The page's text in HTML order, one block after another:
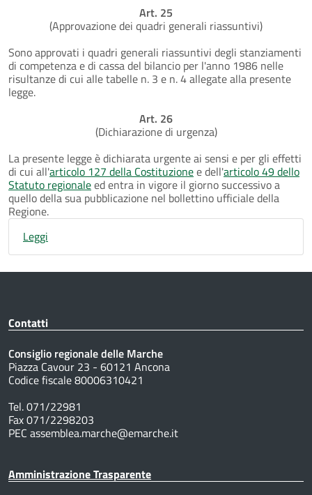
Art. 25
(Approvazione dei quadri generali riassuntivi)
Sono approvati i quadri generali riassuntivi degli stanziamenti
di competenza e di cassa del bilancio per l'anno 1986 nelle
risultanze di cui alle tabelle n. 3 e n. 4 allegate alla presente
legge.
Art. 26
(Dichiarazione di urgenza)
La presente legge è dichiarata urgente ai sensi e per gli effetti
di cui all'articolo 127 della Costituzionee dell'articolo 49 dello
Statuto regionaleed entra in vigore il giorno successivo a
quello della sua pubblicazione nel bollettino ufficiale della
Regione.
Leggi
Contatti
Consiglio regionale delle Marche
Piazza Cavour 23 - 60121 Ancona
Codice fiscale 80006310421
Tel. 071/22981
Fax 071/2298203
PEC assemblea.marche@emarche.it
Amministrazione Trasparente